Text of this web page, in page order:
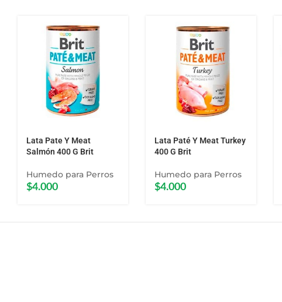
Lata Pate Y Meat
Salmón 400 G Brit
Humedo para Perros
$4.000
Lata Paté Y Meat Turkey
400 G Brit
Humedo para Perros
$4.000